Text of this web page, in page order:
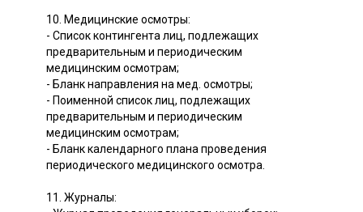
10. Медицинские осмотры:
- Список контингента лиц, подлежащих
предварительным и периодическим
медицинским осмотрам;
- Бланк направления на мед. осмотры;
- Поименной список лиц, подлежащих
предварительным и периодическим
медицинским осмотрам;
- Бланк календарного плана проведения
периодического медицинского осмотра.
11. Журналы: